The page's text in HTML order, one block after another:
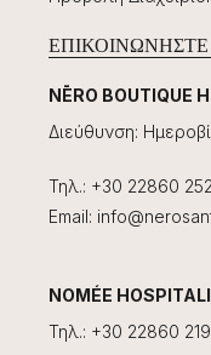
NĒRO BOUTIQUE
Διεύθυνση:
Τηλ.: +30 22860
Email:
NOMÉE
Τηλ.: +30 22860